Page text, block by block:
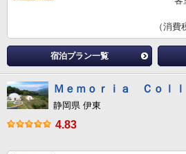
（消
宿泊プラン一覧
Ｍｅｍｏｒｉａ Ｃｏｌ
静岡県 伊東
4.83